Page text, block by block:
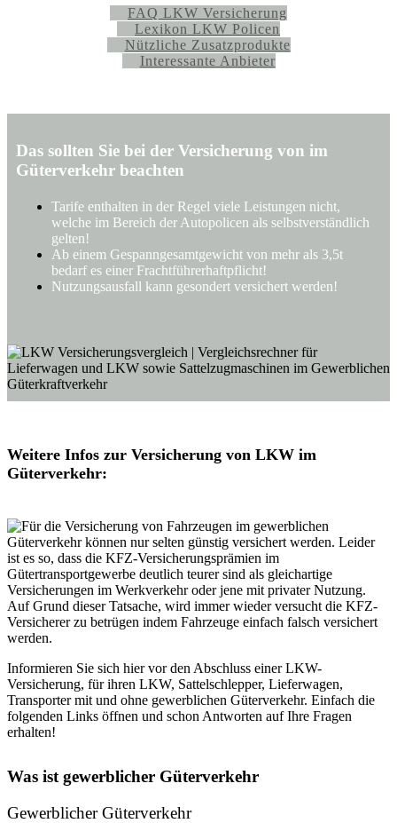
FAQ LKW Versicherung
Lexikon LKW Policen
Nützliche Zusatzprodukte
Interessante Anbieter
Das sollten Sie bei der Versicherung von im
Güterverkehr beachten
Tarife enthalten in der Regel viele Leistungen nicht,
welche im Bereich der Autopolicen als selbstverständlich
gelten!
Ab einem Gespanngesamtgewicht von mehr als 3,5t
bedarf es einer Frachtführerhaftpflicht!
Nutzungsausfall kann gesondert versichert werden!
Weitere Infos zur Versicherung von LKW im
Güterverkehr:
Informieren Sie sich hier vor den Abschluss einer LKW-
Versicherung, für ihren LKW, Sattelschlepper, Lieferwagen,
Transporter mit und ohne gewerblichen Güterverkehr. Einfach die
folgenden Links öffnen und schon Antworten auf Ihre Fragen
erhalten!
Was ist gewerblicher Güterverkehr
Gewerblicher Güterverkehr